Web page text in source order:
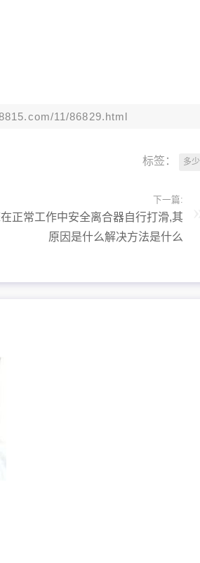
11/86829.html
标签： 多少
下一篇:
正常工作中安全离合器自行打滑,其
原因是什么解决方法是什么